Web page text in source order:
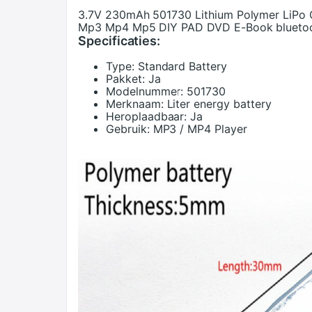
3.7V 230mAh 501730 Lithium Polymer
Mp3 Mp4 Mp5 DIY PAD DVD E-Book
Specificaties:
Type: Standard Battery
Pakket: Ja
Modelnummer: 501730
Merknaam: Liter energy battery
Heroplaadbaar: Ja
Gebruik: MP3 / MP4 Player